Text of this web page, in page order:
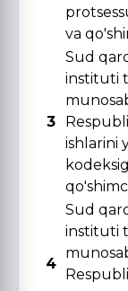
va
3
Sud
instituti
ishlarini
4
Sud
instituti